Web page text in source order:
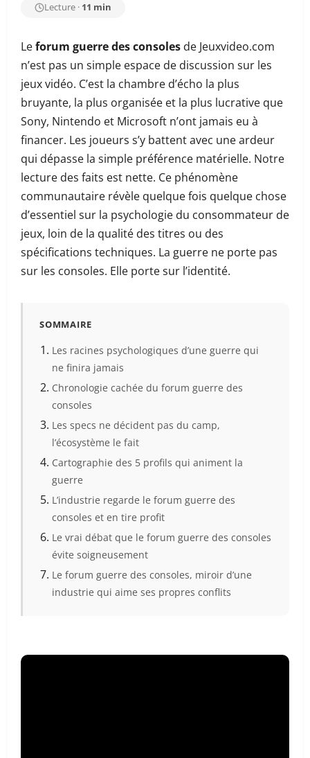
Lecture · 11 min
Leforum guerre des consoles de Jeuxvideo.com
n’est pas un simple espace de discussion sur les
jeux vidéo. C’est la chambre d’écho la plus
bruyante, la plus organisée et la plus lucrative que
Sony, Nintendo et Microsoft n’ont jamais eu à
financer. Les joueurs s’y battent avec une ardeur
qui dépasse la simple préférence matérielle. Notre
lecture des faits est nette. Ce phénomène
communautaire révèle quelque fois quelque chose
d’essentiel sur la psychologie du consommateur de
jeux, loin de la qualité des titres ou des
spécifications techniques. La guerre ne porte pas
sur les consoles. Elle porte sur l’identité.
SOMMAIRE
Les racines psychologiques d’une guerre qui
ne finira jamais
Chronologie cachée du forum guerre des
consoles
Les specs ne décident pas du camp,
l’écosystème le fait
Cartographie des 5 profils qui animent la
guerre
L’industrie regarde le forum guerre des
consoles et en tire profit
Le vrai débat que le forum guerre des consoles
évite soigneusement
Le forum guerre des consoles, miroir d’une
industrie qui aime ses propres conflits